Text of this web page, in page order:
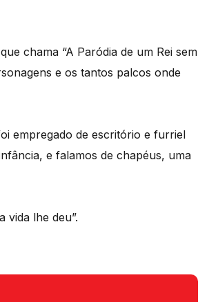
chama “A Paródia de um Rei sem
e os tantos palcos onde
empregado de escritório e furriel
e falamos de chapéus, uma
vida lhe deu”.